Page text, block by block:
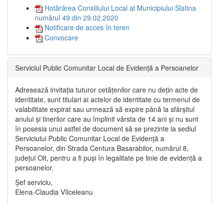
Hotărârea Consiliului Local al Municipiului Slatina
numărul 49 din 29.02.2020
Notificare de acces în teren
Convocare
Serviciul Public Comunitar Local de Evidență a Persoanelor
Adresează invitația tuturor cetățenilor care nu dețin acte de
identitate, sunt titulari ai actelor de identitate cu termenul de
valabilitate expirat sau urmează să expire până la sfârșitul
anului și tinerilor care au împlinit vârsta de 14 ani și nu sunt
în posesia unui astfel de document să se prezinte la sediul
Serviciului Public Comunitar Local de Evidență a
Persoanelor, din Strada Centura Basarabilor, numărul 8,
județul Olt, pentru a fi puși în legalitate pe linie de evidență a
persoanelor.
Șef serviciu,
Elena-Claudia Vîlceleanu